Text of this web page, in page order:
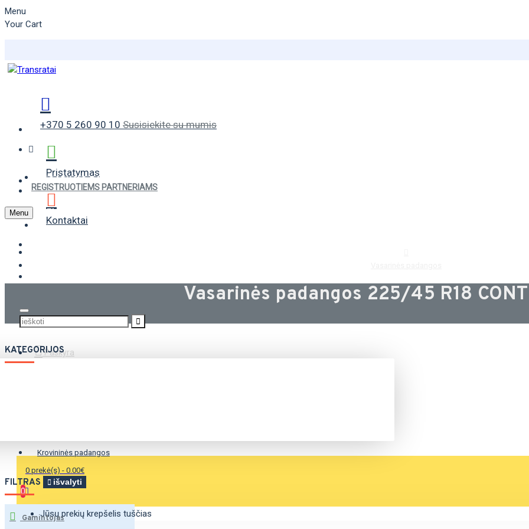
Menu
Your Cart
+370 5 260 90 10 Susisiekite su mumis
Pristatymas
Kontaktai
VASARINĖS PADANGOS
ŽIEMINĖS PADANGOS
Paskyra
0 prekė(s) - 0.00€
0
Jūsų prekių krepšelis tuščias
REGISTRUOTIEMS PARTNERIAMS
Menu
Vasarinės padangos 225/45 R18
KATEGORIJOS
Krovininės padangos
FILTRAS išvalyti
Gamintojas